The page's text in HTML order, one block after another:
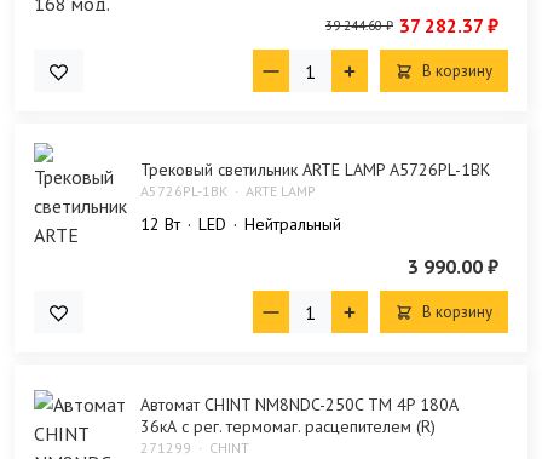
39 244.60 ₽ 37 282.37 ₽
В корзину
Трековый светильник ARTE LAMP A5726PL-1BK
A5726PL-1BK ARTE LAMP
12 Bт LED Нейтральный
3 990.00 ₽
В корзину
Автомат CHINT NM8NDC-250C TM 4P 180А
36кА с рег. термомаг. расцепителем (R)
271299 CHINT